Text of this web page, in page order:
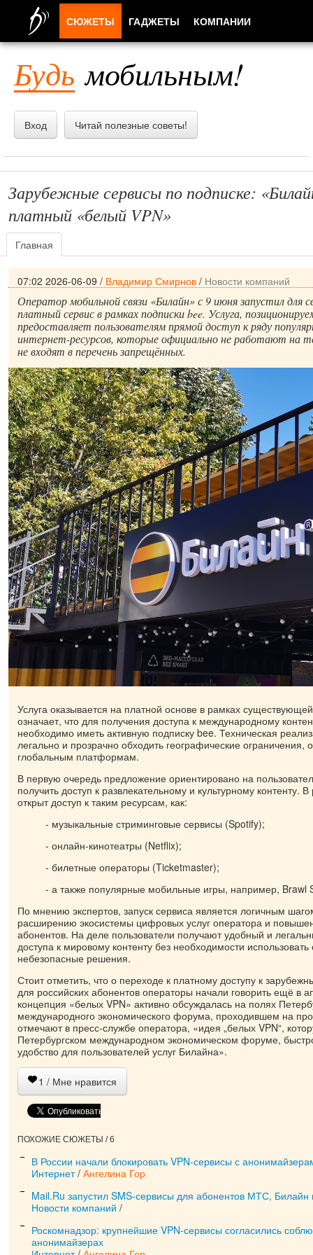
Будь мобильным!
Вход Читай полезные советы!
Зарубежные сервисы по подписке:
платный «белый VPN»
Главная
07:02 2026-06-09 / Владимир Смирнов / Новости компаний
Оператор мобильной связи «Билайн» с 9 июня запустил для
платный сервис в рамках подписки bee. Услуга,
предоставляет пользователям прямой доступ к ряду
интернет-ресурсов, которые официально не работают на
не входят в перечень запрещённых.
Услуга оказывается на платной основе в рамках
означает, что для получения доступа к международному
необходимо иметь активную подписку bee. Техническая
легально и прозрачно обходить географические ограничения,
глобальным платформам.
В первую очередь предложение ориентировано на
получить доступ к развлекательному и культурному контенту.
открыт доступ к таким ресурсам, как:
- музыкальные стриминговые сервисы (Spotify);
- онлайн-кинотеатры (Netflix);
- билетные операторы (Ticketmaster);
- а также популярные мобильные игры, например, Brawl
По мнению экспертов, запуск сервиса является логичным
расширению экосистемы цифровых услуг оператора и
абонентов. На деле пользователи получают удобный и
доступа к мировому контенту без необходимости
небезопасные решения.
Стоит отметить, что о переходе к платному доступу к
для российских абонентов операторы начали говорить ещё в
концепция «белых VPN» активно обсуждалась на полях
международного экономического форума, проходившем на
отмечают в пресс-службе оператора, «идея „белых VPN“,
Петербургском международном экономическом форуме,
удобство для пользователей услуг Билайна».
1 / Мне нравится
ПОХОЖИЕ СЮЖЕТЫ / 6
В России начали блокировать VPN-сервисы с
Интернет/ Ангелина Гор
Mail.Ru запустил SMS-сервисы для абонентов МТС,
Новости компаний /
Роскомнадзор: крупнейшие VPN-сервисы согласились
анонимайзерах
СЮЖЕТЫ ГАДЖЕТЫ КОМПАНИИ
ПРИЛОЖЕНИЯ